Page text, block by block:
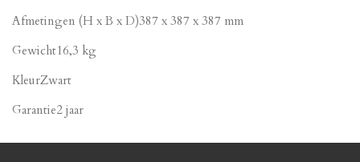
Afmetingen (H x B x D)387 x 387 x 387 mm
Gewicht16,3 kg
KleurZwart
Garantie2 jaar